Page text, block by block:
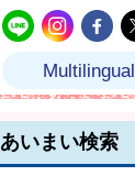
結城市公
結城
Multilingual
あいまい検索